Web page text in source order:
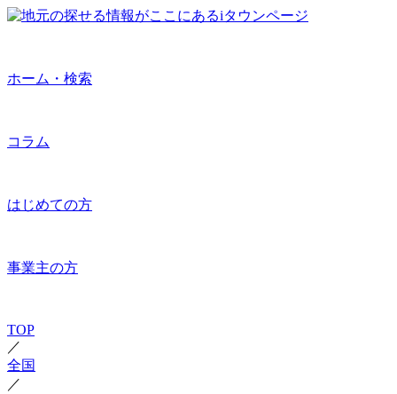
ホーム・検索
コラム
はじめての方
事業主の方
TOP
／
全国
／